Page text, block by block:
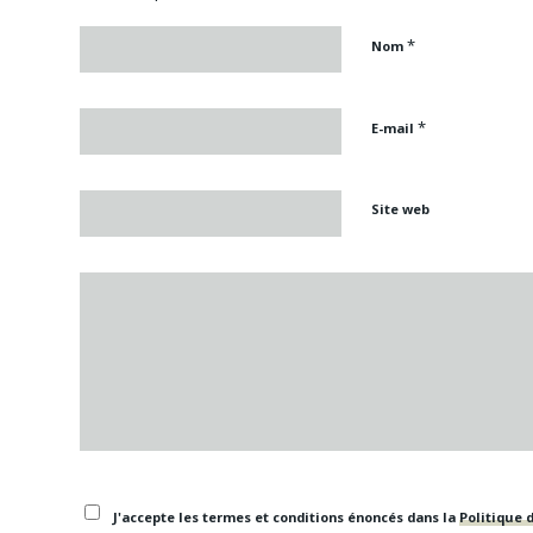
Nom *
E-mail *
Site web
J'accepte les termes et conditions énoncés dans la Politique